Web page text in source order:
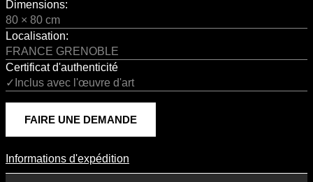
Dimensions:
80 × 80 cm
Localisation:
FRANCE GRENOBLE
Certificat d'authenticité
✓Inclus avec l'œuvre d'art
FAIRE UNE DEMANDE
Informations D'expédition
Informations d'expédition